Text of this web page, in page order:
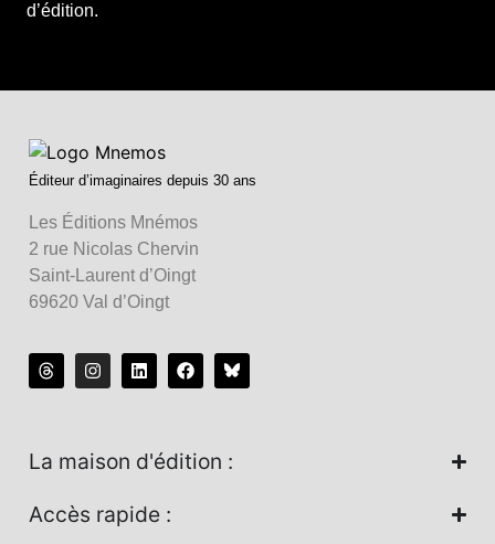
d’édition.
Éditeur d’imaginaires depuis 30 ans
Les Éditions Mnémos
2 rue Nicolas Chervin
Saint-Laurent d’Oingt
69620 Val d’Oingt
La maison d'édition :
Accès rapide :